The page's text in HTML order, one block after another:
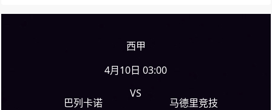
巴列卡诺
西甲
4月10日 03:00
VS
马德里竞技